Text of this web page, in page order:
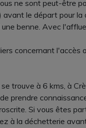
ne sont peut-être
le départ pour
benne. Avec
concernant
trouve à 6 kms, à
prendre
Si vous êtes
à la déchetterie